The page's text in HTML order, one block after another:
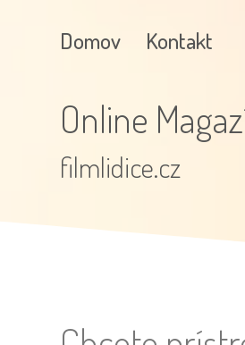
Domov Kontakt
Online
filmlidice.cz